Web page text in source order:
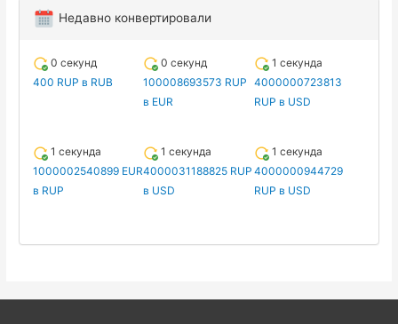
Недавно конвертировали
0 секунд
400 RUP в RUB
0 секунд
100008693573 RUP
в EUR
1 секунда
4000000723813
RUP в USD
1 секунда
1000002540899 EUR
в RUP
1 секунда
4000031188825 RUP
в USD
1 секунда
4000000944729
RUP в USD